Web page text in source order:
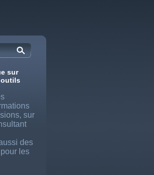
sur
sur
des
les